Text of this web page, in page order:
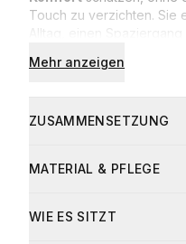
Touch zu verzichten. Sie
Alltag, einen Spaziergang
Sommer.
klassischer
Leichtigkeit und Lässigkeit
Mehr anzeigen
ZUSAMMENSETZUNG
100% Viskose
(Schonprogramm)
MATERIAL & PFLEGE
Material
WIE ES SITZT